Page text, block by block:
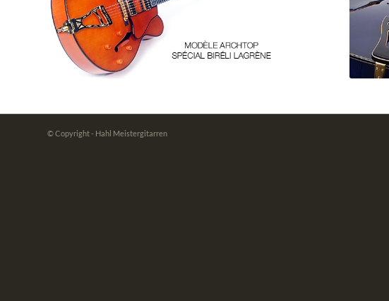
continuer à Modèle archtop spécial
Biréli Lagrène
© Copyright - Hahl Meistergitarren